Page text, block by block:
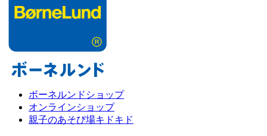
ボーネルンドショップ
オンラインショップ
親子のあそび場キドキド